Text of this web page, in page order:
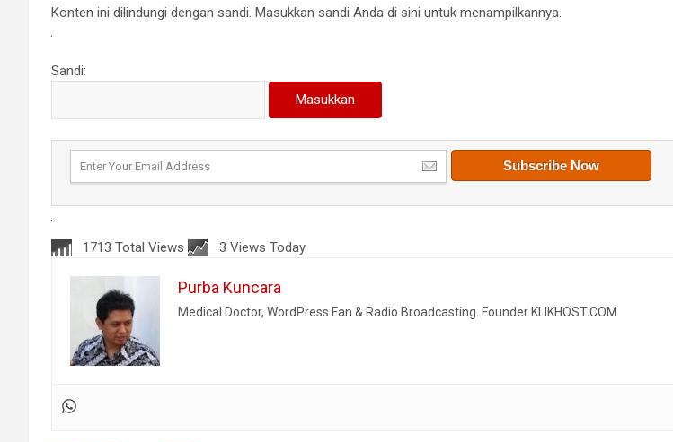
Konten ini dilindungi dengan sandi. Masukkan sandi Anda di sini untuk menampilkannya.
Sandi:
1713 Total Views 3 Views Today
Purba Kuncara
Medical Doctor, WordPress Fan & Radio Broadcasting. Founder KLIKHOST.COM